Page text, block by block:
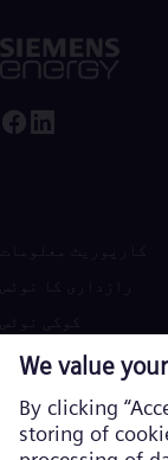
کارپوریٹ معلومات
استعمال کی شرائط
رابطہ